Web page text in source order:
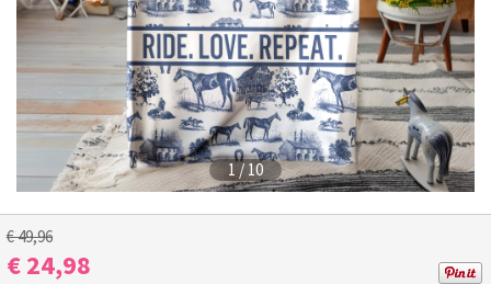
1/ 10
€ 49,96
€ 24,98